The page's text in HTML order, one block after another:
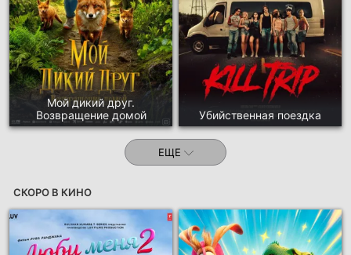
Мой дикий друг.
Возвращение домой
Убийственная поездка
ЕЩЕ
СКОРО В КИНО